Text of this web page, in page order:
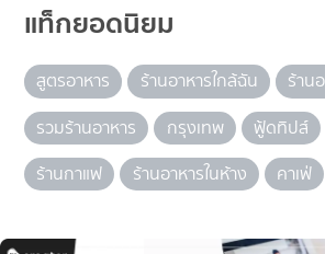
แท็กยอดนิยม
สูตรอาหาร ร้านอาหารใกล้ฉัน
ร้าน
รวมร้านอาหาร
กรุงเทพ ฟู้ดทิปส์
ร้านกาแฟ
ร้านอาหารในห้าง คาเฟ่